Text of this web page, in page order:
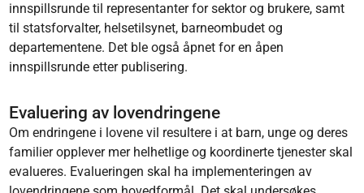
innspillsrunde til representanter for sektor og brukere, samt
til statsforvalter, helsetilsynet, barneombudet og
departementene. Det ble også åpnet for en åpen
innspillsrunde etter publisering.
Evaluering av lovendringene
Om endringene i lovene vil resultere i at barn, unge og deres
familier opplever mer helhetlige og koordinerte tjenester skal
evalueres. Evalueringen skal ha implementeringen av